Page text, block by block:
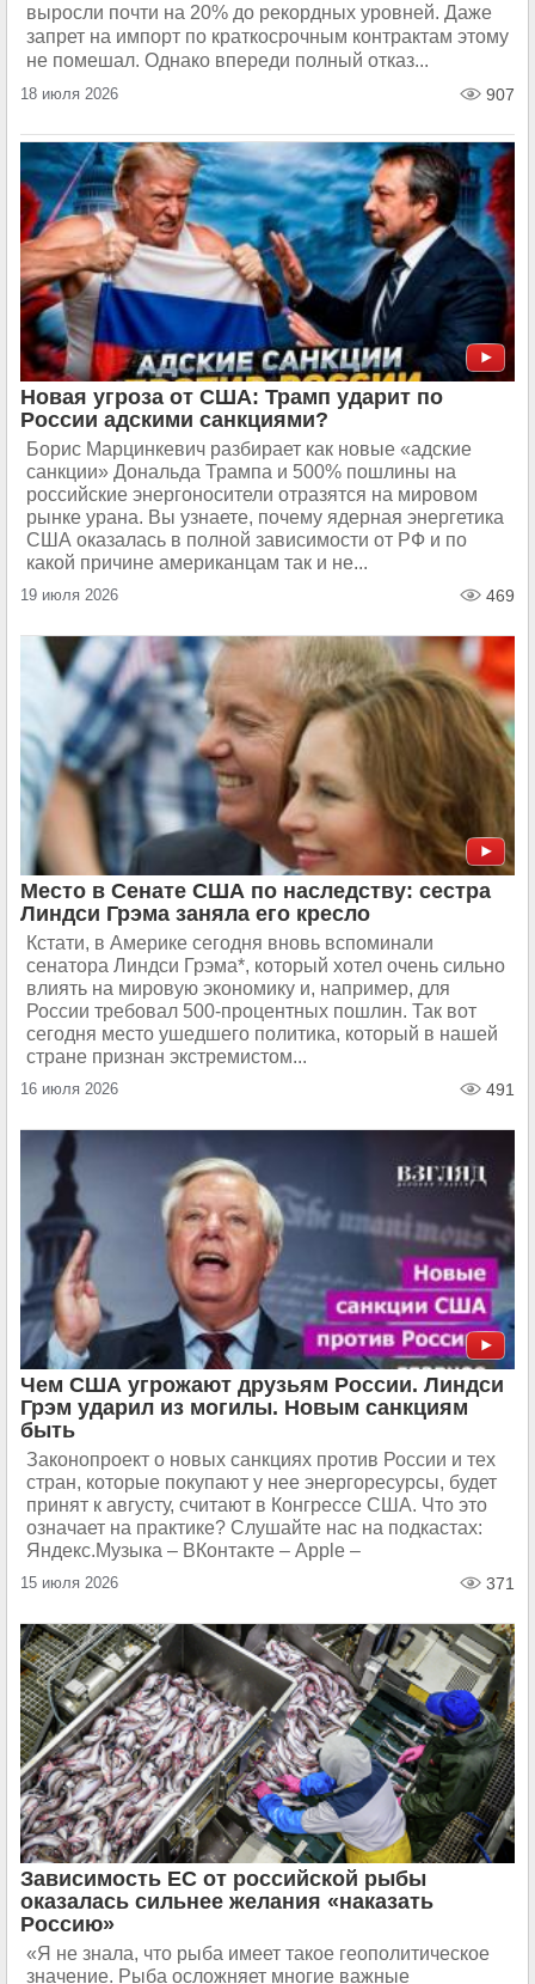
выросли почти на 20% до рекордных уровней. Даже
запрет на импорт по краткосрочным контрактам этому
не помешал. Однако впереди полный отказ...
18 июля 2026 907
Новая угроза от США: Трамп ударит по
России адскими санкциями?
Борис Марцинкевич разбирает как новые «адские
санкции» Дональда Трампа и 500% пошлины на
российские энергоносители отразятся на мировом
рынке урана. Вы узнаете, почему ядерная энергетика
США оказалась в полной зависимости от РФ и по
какой причине американцам так и не...
19 июля 2026 469
Место в Сенате США по наследству: сестра
Линдси Грэма заняла его кресло
Кстати, в Америке сегодня вновь вспоминали
сенатора Линдси Грэма*, который хотел очень сильно
влиять на мировую экономику и, например, для
России требовал 500-процентных пошлин. Так вот
сегодня место ушедшего политика, который в нашей
стране признан экстремистом...
16 июля 2026 491
Чем США угрожают друзьям России. Линдси
Грэм ударил из могилы. Новым санкциям
быть
Законопроект о новых санкциях против России и тех
стран, которые покупают у нее энергоресурсы, будет
принят к августу, считают в Конгрессе США. Что это
означает на практике? Слушайте нас на подкастах:
Яндекс.Музыка – ВКонтакте – Apple –
15 июля 2026 371
Зависимость ЕС от российской рыбы
оказалась сильнее желания «наказать
Россию»
«Я не знала, что рыба имеет такое геополитическое
значение. Рыба осложняет многие важные